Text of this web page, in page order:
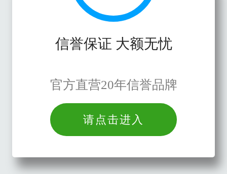
信誉保证 大额无忧
官方直营20年信誉品牌
请点击进入